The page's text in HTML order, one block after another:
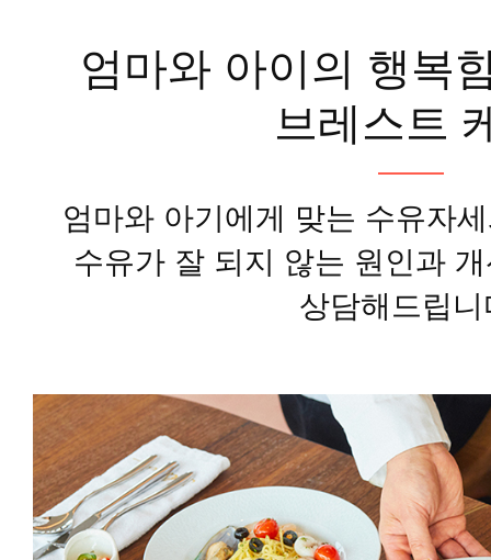
엄마와 아이의 행복
브레스트
엄마와 아기에게 맞는 수유자
수유가 잘 되지 않는 원인과
상담해드립니